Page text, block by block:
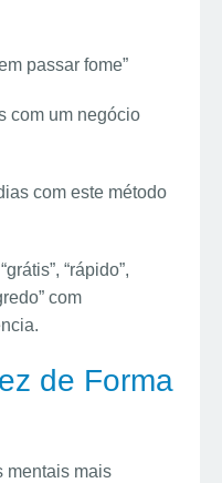
passar fome”
com um negócio
com este método
“rápido”,
com
de Forma
mentais mais